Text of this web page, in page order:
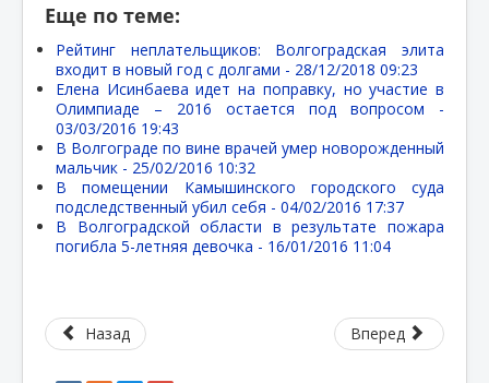
Еще по теме:
Рейтинг неплательщиков: Волгоградская элита
входит в новый год с долгами - 28/12/2018 09:23
Елена Исинбаева идет на поправку, но участие в
Олимпиаде – 2016 остается под вопросом -
03/03/2016 19:43
В Волгограде по вине врачей умер новорожденный
мальчик - 25/02/2016 10:32
В помещении Камышинского городского суда
подследственный убил себя - 04/02/2016 17:37
В Волгоградской области в результате пожара
погибла 5-летняя девочка - 16/01/2016 11:04
Назад Вперед